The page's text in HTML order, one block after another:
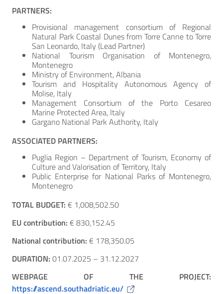
PARTNERS:
Provisional management consortium of Regional
Natural Park Coastal Dunes from Torre Canne to Torre
San Leonardo, Italy (Lead Partner)
National Tourism Organisation of Montenegro,
Montenegro
Ministry of Environment, Albania
Tourism and Hospitality Autonomous Agency of
Molise, Italy
Management Consortium of the Porto Cesareo
Marine Protected Area, Italy
Gargano National Park Authority, Italy
ASSOCIATED PARTNERS:
Puglia Region – Department of Tourism, Economy of
Culture and Valorisation of Territory, Italy
Public Enterprise for National Parks of Montenegro,
Montenegro
TOTAL BUDGET: € 1,008,502.50
EU contribution: € 830,152.45
National contribution: € 178,350.05
DURATION: 01.07.2025 – 31.12.2027
WEBPAGE OF THE PROJECT:
https://ascend.southadriatic.eu/